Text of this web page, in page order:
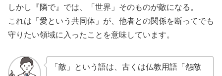
しかし『隣で』では、「世界」そのものが敵になる。
これは「愛という共同体」が、他者との関係を断ってでも
守りたい領域に入ったことを意味しています。
「敵」という語は、古くは仏教用語「怨敵